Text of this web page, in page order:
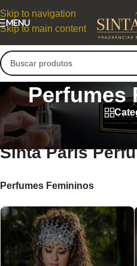
Skip to navigation
Skip to main content
MENU
Perfumes
Perfumes
Sinta Paris
Perfumes Femininos